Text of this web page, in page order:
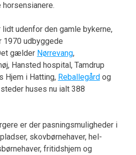
udenfor den gamle bykerne,
udbyggede
gælder Nørrevang,
Hansted hospital, Tamdrup
Hjem i Hatting, Reballegårdog
huses nu ialt 388
er der pasningsmuligheder i
skovbørnehaver, hel-
fritidshjem og